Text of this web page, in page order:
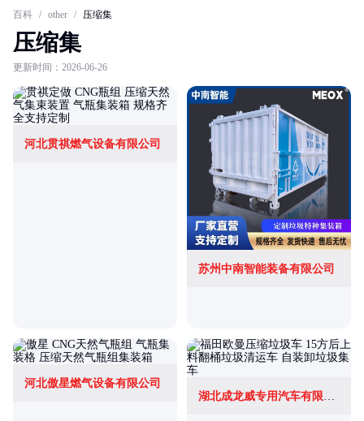
百科 / other / 压缩集
压缩集
更新时间：2026-06-26
河北贯祺燃气设备有限公司
苏州中南智能装备有限公司
河北傲星燃气设备有限公司
湖北成龙威专用汽车有限公司